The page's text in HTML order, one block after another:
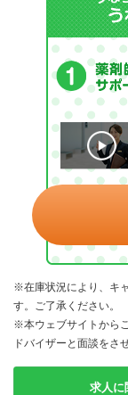
※在庫状況により、キ
す。ご了承ください。
※本ウェブサイトから
ドバイザーと面談をさ
求人に